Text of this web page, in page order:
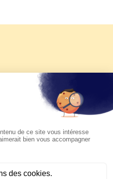
d'été 2026 de KTO
pastorale du pape Léon
à suivre sur KTO le
Uruguay, Argentine et